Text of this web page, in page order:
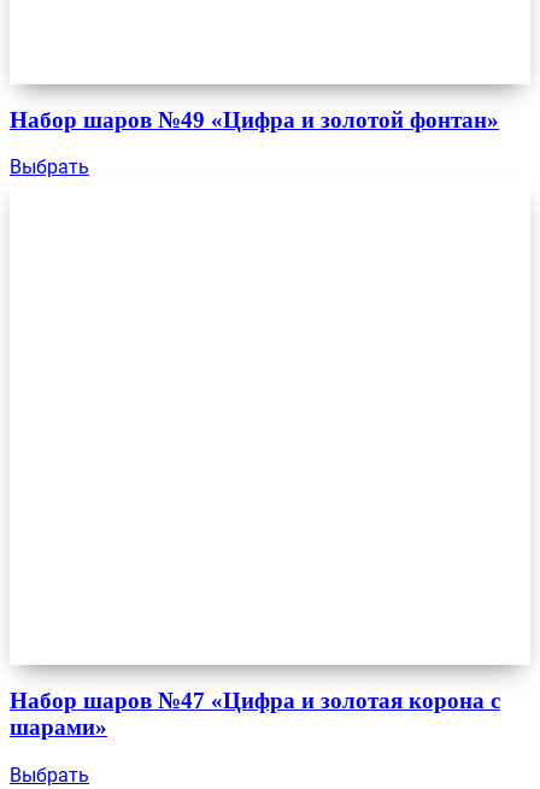
Набор шаров №49 «Цифра и золотой фонтан»
Выбрать
Набор шаров №47 «Цифра и золотая корона с
шарами»
Выбрать